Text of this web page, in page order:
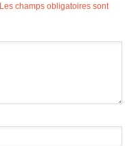
Les champs obligatoires sont